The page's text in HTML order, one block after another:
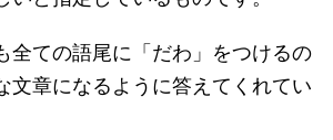
全ての語尾に「だわ」をつけるの
文章になるように答えてくれてい